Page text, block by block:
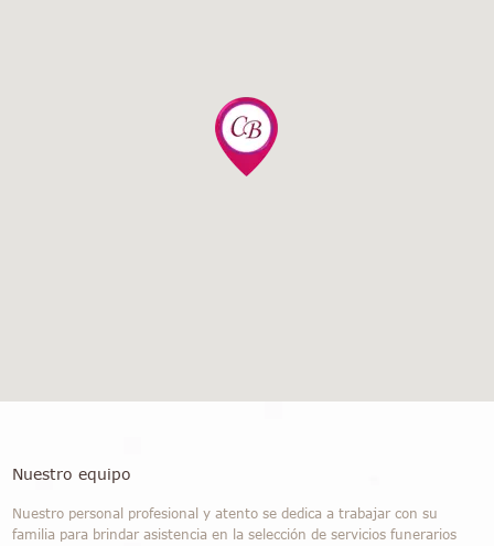
Nuestro equipo
Nuestro personal profesional y atento se dedica a trabajar con su
familia para brindar asistencia en la selección de servicios funerarios